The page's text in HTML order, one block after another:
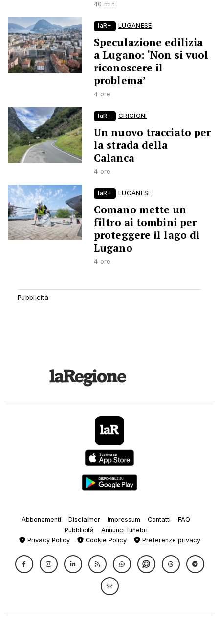
40 min
laR+ LUGANESE
Speculazione edilizia
a Lugano: ‘Non si vuol
riconoscere il
problema’
4 ore
laR+ GRIGIONI
Un nuovo tracciato per
la strada della
Calanca
4 ore
laR+ LUGANESE
Comano mette un
filtro ai tombini per
proteggere il lago di
Lugano
4 ore
Abbonamenti Disclaimer Impressum Contatti
FAQ
Pubblicità
Annunci funebri
Privacy Policy
Cookie Policy Preferenze privacy